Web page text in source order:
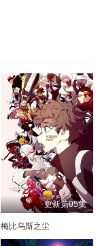
更新第05集
梅比乌斯之尘